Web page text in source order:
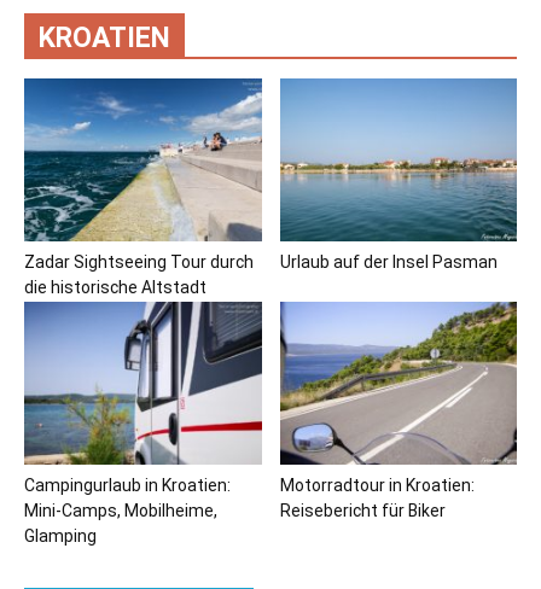
KROATIEN
Zadar Sightseeing Tour durch
die historische Altstadt
Urlaub auf der Insel Pasman
Campingurlaub in Kroatien:
Mini-Camps, Mobilheime,
Glamping
Motorradtour in Kroatien:
Reisebericht für Biker